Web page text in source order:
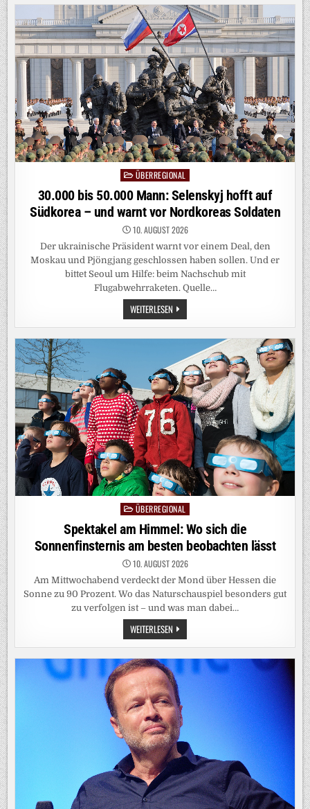
BALD
NICHT
MEHR
DURCHGÄNGIG
BEFAHRBAR?
Posted
in
ÜBERREGIONAL
30.000 bis 50.000 Mann: Selenskyj hofft auf
Südkorea – und warnt vor Nordkoreas Soldaten
10. AUGUST 2026
Der ukrainische Präsident warnt vor einem Deal, den
Moskau und Pjöngjang geschlossen haben sollen. Und er
bittet Seoul um Hilfe: beim Nachschub mit
Flugabwehrraketen. Quelle…
WEITERLESEN 30.000
BIS
50.000
HOFFT
AUF
SÜDKOREA
–
UND
WARNT
VOR
NORDKOREAS
SOLDATEN
PostedÜBERREGIONAL
Spektakel am Himmel: Wo sich die
Sonnenfinsternis am besten beobachten lässt
10. AUGUST 2026
Am Mittwochabend verdeckt der Mond über Hessen die
Sonne zu 90 Prozent. Wo das Naturschauspiel besonders gut
zu verfolgen ist – und was man dabei…
WEITERLESEN SPEKTAKEL
AM
HIMMEL:
SICH
DIE
SONNENFINSTERNIS
AM
BESTEN
BEOBACHTEN
LÄSST